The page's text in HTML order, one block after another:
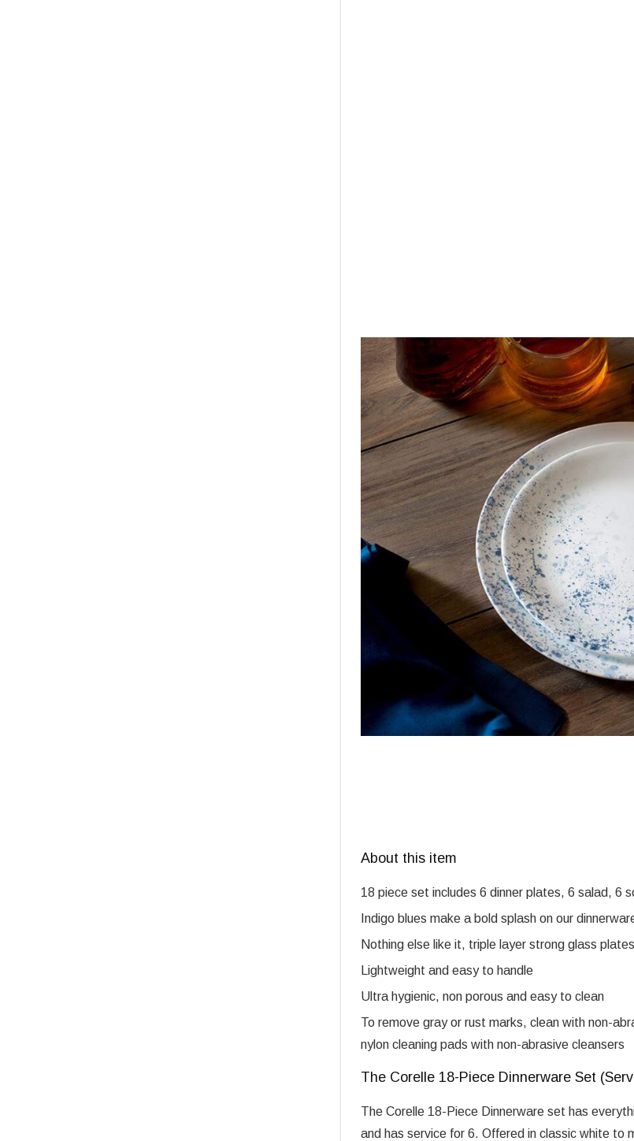
About this item
18 piece set includes 6 dinner plates, 6 salad, 6
Indigo blues make a bold splash on our
Nothing else like it, triple layer strong glass
Lightweight and easy to handle
Ultra hygienic, non porous and easy to clean
To remove gray or rust marks, clean with non-
nylon cleaning pads with non-abrasive cleansers
The Corelle 18-Piece Dinnerware Set
The Corelle 18-Piece Dinnerware set has
and has service for 6. Offered in classic white to